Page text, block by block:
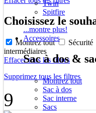
Twin
Spitfire
...montre plus!
Accessoires
Sac à dos &
Montrez tout
Sac à dos
Sac interne
Sacs
Choisissez le
Montrez tout Sécurité
intermédiaires
Effacer tous les filtres
Supprimez tous les filtres
9